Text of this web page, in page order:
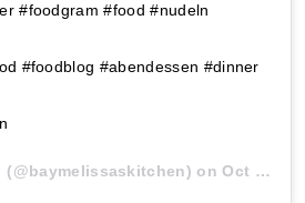
#foodgram #food #nudeln
#foodblog #abendessen #dinner
(@baymelissaskitchen) on Oct 15, 2020 at 11:46am PDT